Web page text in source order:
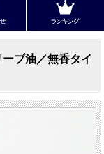
ブ油／無香タイ